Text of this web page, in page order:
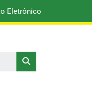
Eletrônico